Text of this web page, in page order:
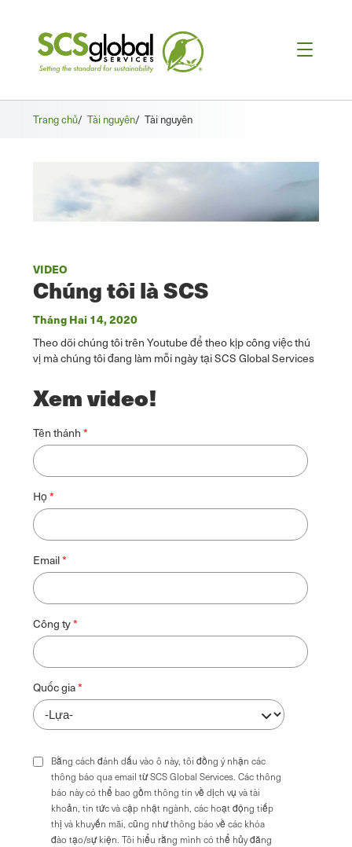
Trang chủ/ Tài nguyên/ Tài nguyên
VIDEO
Chúng tôi là SCS
Tháng Hai 14, 2020
Theo dõi chúng tôi trên Youtube để theo kịp công việc thú
vị mà chúng tôi đang làm mỗi ngày tại SCS Global Services
Xem video!
Tên thánh
Họ
Email
Công ty
Quốc gia
Bằng cách đánh dấu vào ô này, tôi đồng ý nhận các
thông báo qua email từ SCS Global Services. Các thông
báo này có thể bao gồm thông tin về dịch vụ và tài
khoản, tin tức và cập nhật ngành, các hoạt động tiếp
thị và khuyến mãi, cũng như thông báo về các khóa
đào tạo/sự kiện. Tôi hiểu rằng mình có thể hủy đăng